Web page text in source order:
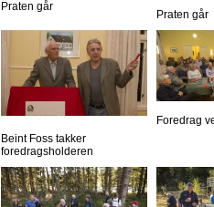
Praten går
Praten går
Beint Foss takker
foredragsholderen
Foredrag